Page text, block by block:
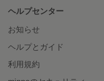
ヘルプセンター
お知らせ
ヘルプとガイド
利用規約